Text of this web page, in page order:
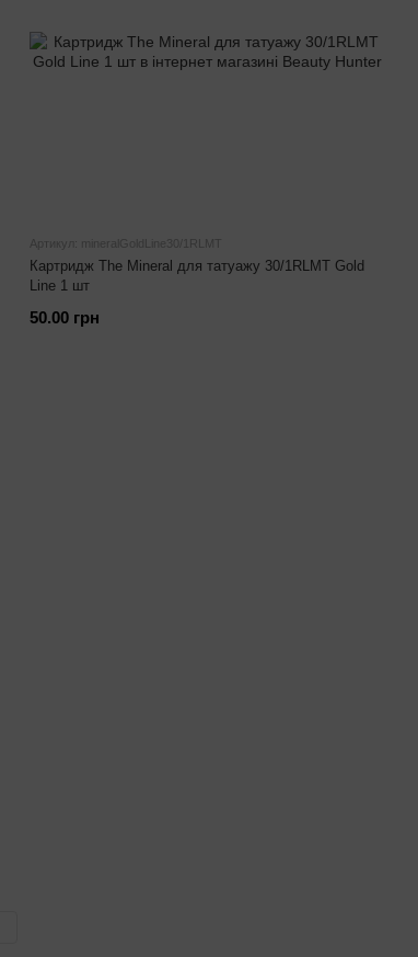
Артикул: mineralGoldLine30/1RLMT
Картридж The Mineral для татуажу 30/1RLMT Gold
Line 1 шт
50.00 грн